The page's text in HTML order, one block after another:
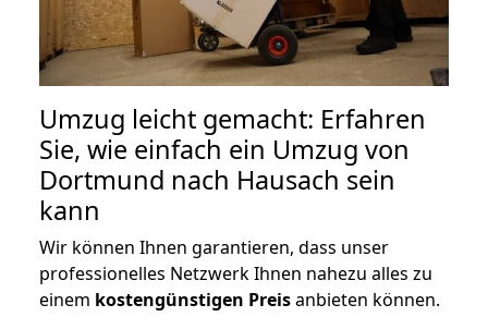
Umzug leicht gemacht: Erfahren
Sie, wie einfach ein Umzug von
Dortmund nach Hausach sein
kann
Wir können Ihnen garantieren, dass unser
professionelles Netzwerk Ihnen nahezu alles zu
einem kostengünstigen Preisanbieten können.